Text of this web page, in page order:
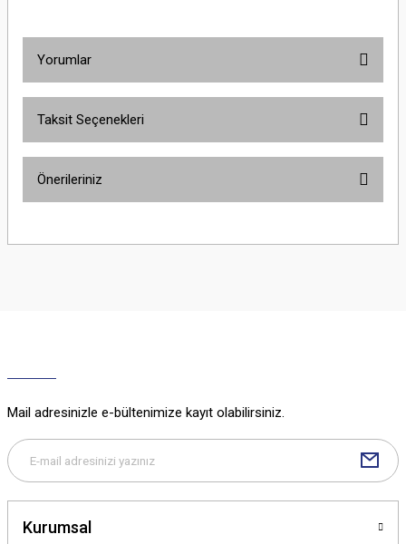
Yorumlar
Taksit Seçenekleri
Önerileriniz
yetersiz gördüğünüz noktaları öneri formunu kullanarak tarafımıza
Bu ürüne benzer farklı alternatifler olmalı.
Mail adresinizle e-bültenimize kayıt olabilirsiniz.
Kurumsal